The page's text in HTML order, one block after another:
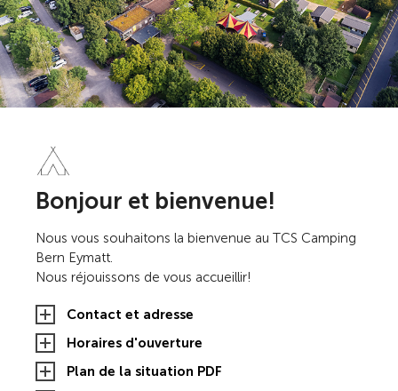
Bonjour et bienvenue!
Nous vous souhaitons la bienvenue au TCS Camping
Bern Eymatt.
Nous réjouissons de vous accueillir!
Contact et adresse
Horaires d'ouverture
Plan de la situation PDF